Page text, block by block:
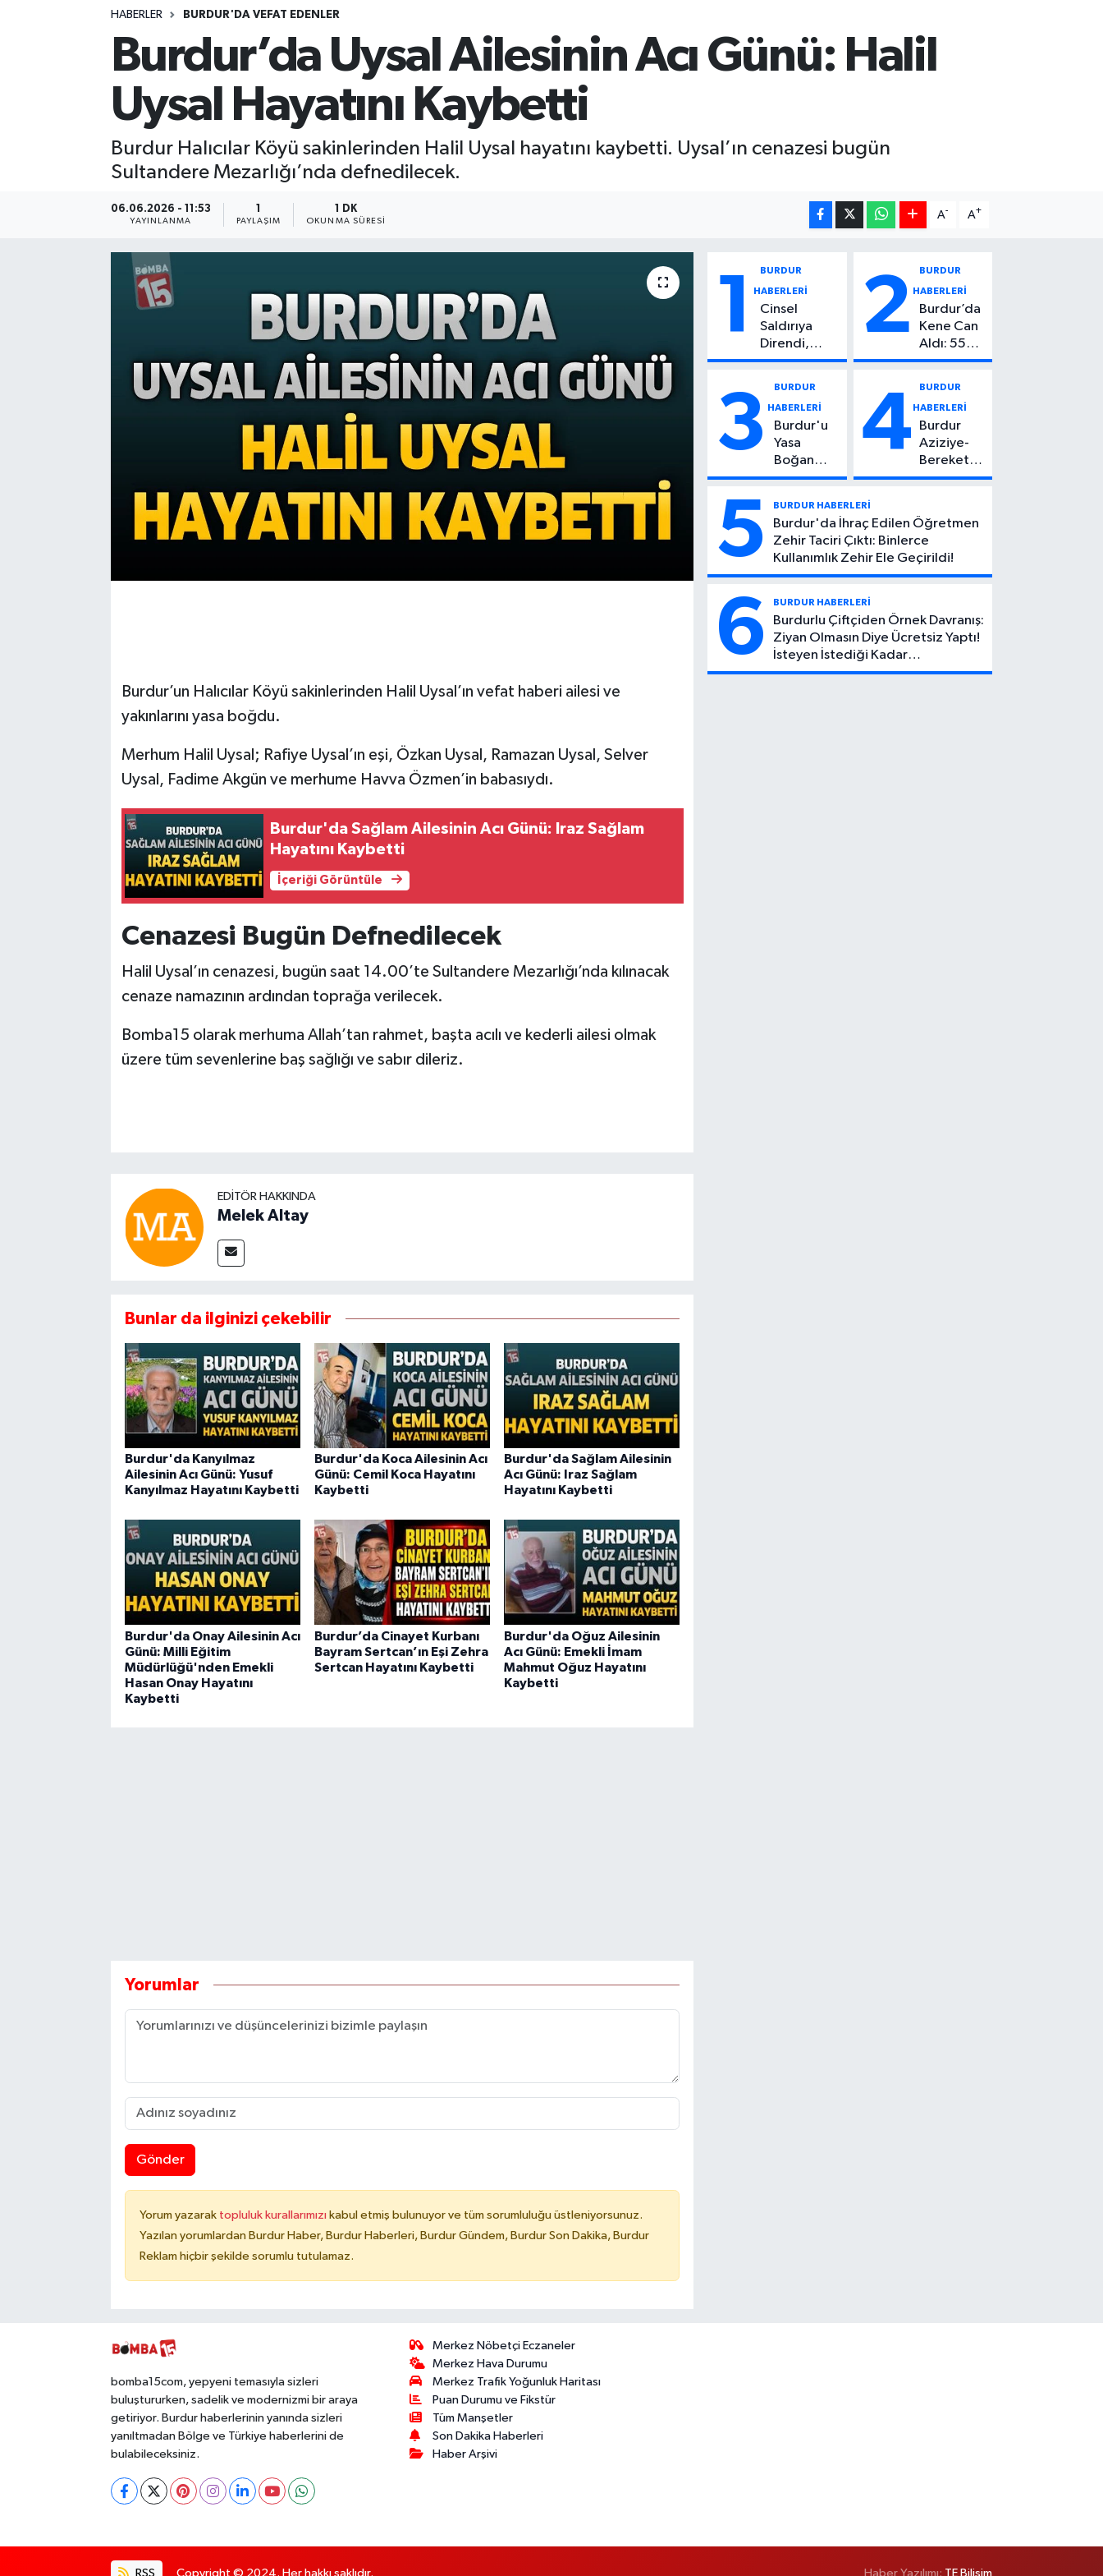
HABERLER BURDUR'DA VEFAT EDENLER
Burdur’da Uysal Ailesinin Acı Günü: Halil
Uysal Hayatını Kaybetti
Burdur Halıcılar Köyü sakinlerinden Halil Uysal hayatını kaybetti. Uysal’ın cenazesi bugün
Sultandere Mezarlığı’nda defnedilecek.
06.06.2026 - 11:53
YAYINLANMA PAYLAŞIM
1 DK
OKUNMA SÜRESI
A- A+
Burdur’un Halıcılar Köyü sakinlerinden Halil Uysal’ın vefat haberi ailesi ve
yakınlarını yasa boğdu.
Merhum Halil Uysal; Rafiye Uysal’ın eşi, Özkan Uysal, Ramazan Uysal, Selver
Uysal, Fadime Akgün ve merhume Havva Özmen’in babasıydı.
Burdur'da Sağlam Ailesinin Acı Günü: Iraz Sağlam
Hayatını Kaybetti
İçeriği Görüntüle
Cenazesi Bugün Defnedilecek
Halil Uysal’ın cenazesi, bugün saat 14.00’te Sultandere Mezarlığı’nda kılınacak
cenaze namazının ardından toprağa verilecek.
Bomba15 olarak merhuma Allah’tan rahmet, başta acılı ve kederli ailesi olmak
üzere tüm sevenlerine baş sağlığı ve sabır dileriz.
EDITÖR HAKKINDA
Melek Altay
Bunlar da ilginizi çekebilir
Burdur'da Kanyılmaz
Ailesinin Acı Günü: Yusuf
Kanyılmaz Hayatını Kaybetti
Burdur'da Koca Ailesinin Acı
Günü: Cemil Koca Hayatını
Kaybetti
Burdur'da Sağlam Ailesinin
Acı Günü: Iraz Sağlam
Hayatını Kaybetti
Burdur'da Onay Ailesinin Acı
Günü: Milli Eğitim
Müdürlüğü'nden Emekli
Hasan Onay Hayatını
Kaybetti
Burdur’da Cinayet Kurbanı
Bayram Sertcan’ın Eşi Zehra
Sertcan Hayatını Kaybetti
Burdur'da Oğuz Ailesinin
Acı Günü: Emekli İmam
Mahmut Oğuz Hayatını
Kaybetti
Yorumlar
Gönder
Yorum yazarak topluluk kurallarımızı kabul etmiş bulunuyor ve tüm sorumluluğu üstleniyorsunuz.
Yazılan yorumlardan Burdur Haber, Burdur Haberleri, Burdur Gündem, Burdur Son Dakika, Burdur
Reklam hiçbir şekilde sorumlu tutulamaz.
1 BURDUR
HABERLERİ
Cinsel
Saldırıya
Direndi,
Başından
Çocuktan
Kötü Haber!
2 BURDUR
HABERLERİ
Burdur’da
Kene Can
Aldı: 55
Yaşındaki
Kaybetti
3 BURDUR
HABERLERİ
Burdur'u
Yasa
Boğan
Ölüm:
Can Atıcı
Genç
Yaşta
Yaşamını
Yitirdi
4 BURDUR
HABERLERİ
Burdur
Aziziye-
Bereket
Köyü
Feci Kaza:
1 Ölü, 2
Yaralı
5 BURDUR HABERLERİ
Burdur'da İhraç Edilen Öğretmen
Zehir Taciri Çıktı: Binlerce
Kullanımlık Zehir Ele Geçirildi!
6 BURDUR HABERLERİ
Burdurlu Çiftçiden Örnek Davranış:
Ziyan Olmasın Diye Ücretsiz Yaptı!
İsteyen İstediği Kadar
Toplayabilecek
bomba15com, yepyeni temasıyla sizleri
buluştururken, sadelik ve modernizmi bir araya
getiriyor. Burdur haberlerinin yanında sizleri
yanıltmadan Bölge ve Türkiye haberlerini de
bulabileceksiniz.
Merkez Nöbetçi Eczaneler
Merkez Hava Durumu
Merkez Trafik Yoğunluk Haritası
Puan Durumu ve Fikstür
Tüm Manşetler
Son Dakika Haberleri
Haber Arşivi
RSS Copyright © 2024. Her hakkı saklıdır. Haber Yazılımı: TE Bilişim